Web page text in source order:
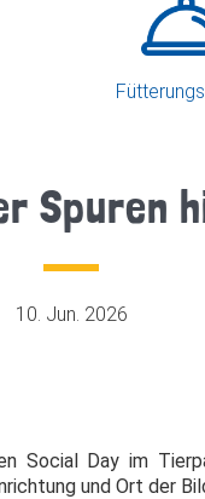
Spuren
10. Jun. 2026
Social Day im
und Ort der